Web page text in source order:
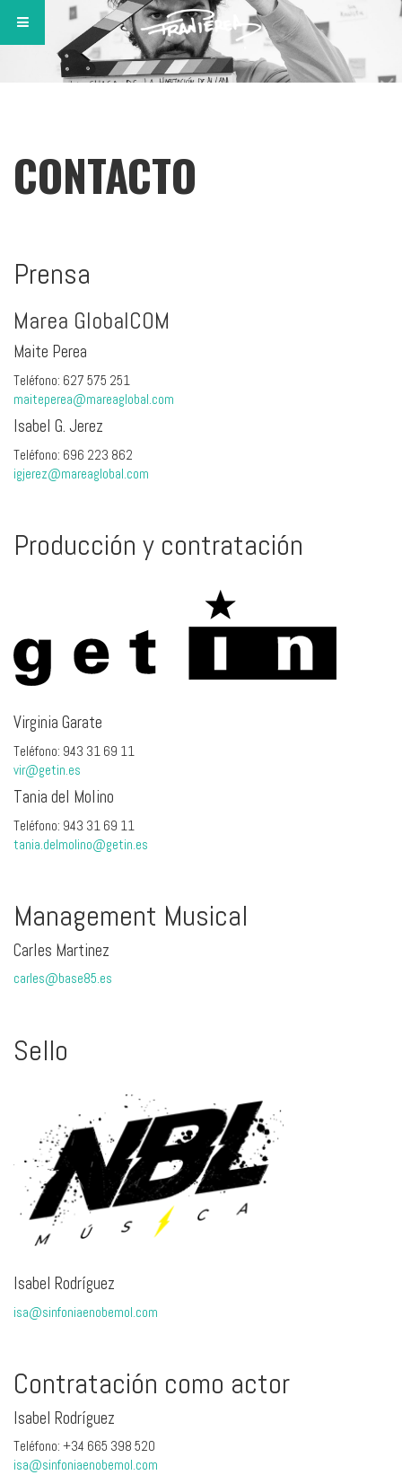
CONTACTO
Prensa
Marea GlobalCOM
Maite Perea
Teléfono: 627 575 251
maiteperea@mareaglobal.com
Isabel G. Jerez
Teléfono: 696 223 862
igjerez@mareaglobal.com
Producción y contratación
Virginia Garate
Teléfono: 943 31 69 11
vir@getin.es
Tania del Molino
Teléfono: 943 31 69 11
tania.delmolino@getin.es
Management Musical
Carles Martinez
carles@base85.es
Sello
Isabel Rodríguez
isa@sinfoniaenobemol.com
Contratación como actor
Isabel Rodríguez
Teléfono: +34 665 398 520
isa@sinfoniaenobemol.com